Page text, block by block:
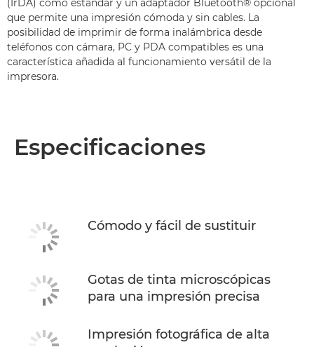
(IrDA) como estándar y un adaptador Bluetooth® opcional
que permite una impresión cómoda y sin cables. La
posibilidad de imprimir de forma inalámbrica desde
teléfonos con cámara, PC y PDA compatibles es una
característica añadida al funcionamiento versátil de la
impresora.
Especificaciones
Cómodo y fácil de sustituir
Gotas de tinta microscópicas
para una impresión precisa
Impresión fotográfica de alta